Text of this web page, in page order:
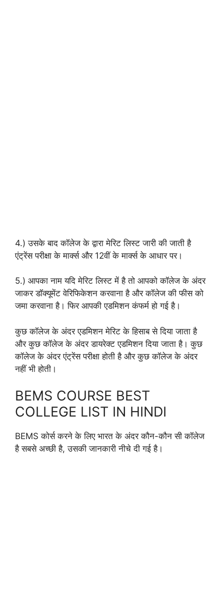
4.) उसके बाद कॉलेज के द्वारा मेरिट लिस्ट जारी की जाती है
एंट्रेंस परीक्षा के मार्क्स और 12वीं के मार्क्स के आधार पर।
5.) आपका नाम यदि मेरिट लिस्ट में है तो आपको कॉलेज के अंदर
जाकर डॉक्यूमेंट वेरिफिकेशन करवाना है और कॉलेज की फीस को
जमा करवाना है। फिर आपकी एडमिशन कंफर्म हो गई है।
कुछ कॉलेज के अंदर एडमिशन मेरिट के हिसाब से दिया जाता है
और कुछ कॉलेज के अंदर डायरेक्ट एडमिशन दिया जाता है। कुछ
कॉलेज के अंदर एंट्रेंस परीक्षा होती है और कुछ कॉलेज के अंदर
नहीं भी होती।
BEMS COURSE BEST
COLLEGE LIST IN HINDI
BEMS कोर्स करने के लिए भारत के अंदर कौन-कौन सी कॉलेज
है सबसे अच्छी है, उसकी जानकारी नीचे दी गई है।